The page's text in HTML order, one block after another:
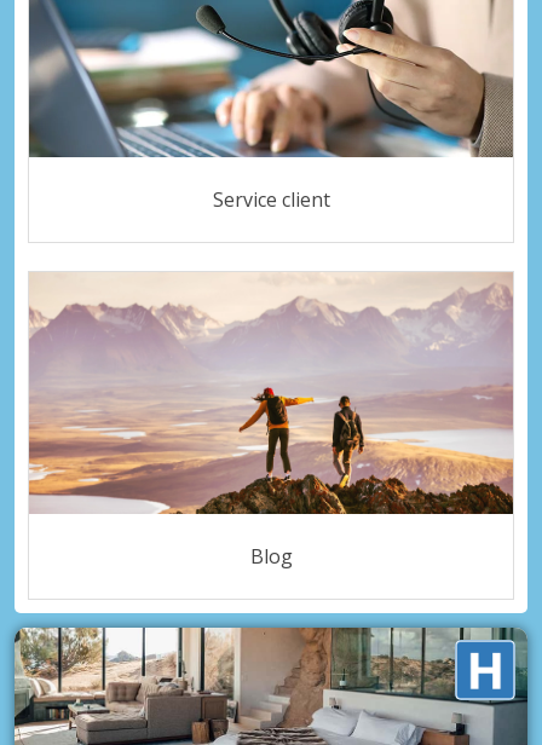
Service client
Blog